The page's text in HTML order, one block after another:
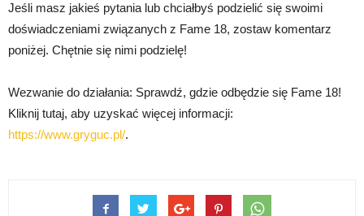
Jeśli masz jakieś pytania lub chciałbyś podzielić się swoimi
doświadczeniami związanych z Fame 18, zostaw komentarz
poniżej. Chętnie się nimi podzielę!
Wezwanie do działania: Sprawdź, gdzie odbędzie się Fame 18!
Kliknij tutaj, aby uzyskać więcej informacji:
https://www.gryguc.pl/.